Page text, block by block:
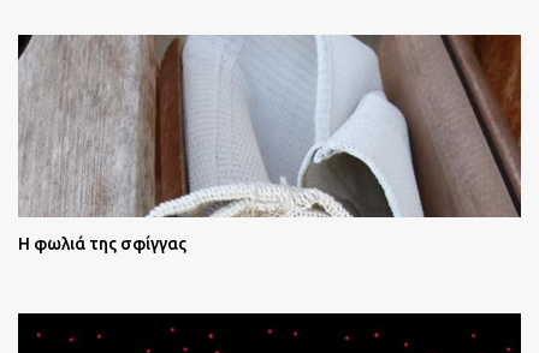
Η φωλιά της σφίγγας